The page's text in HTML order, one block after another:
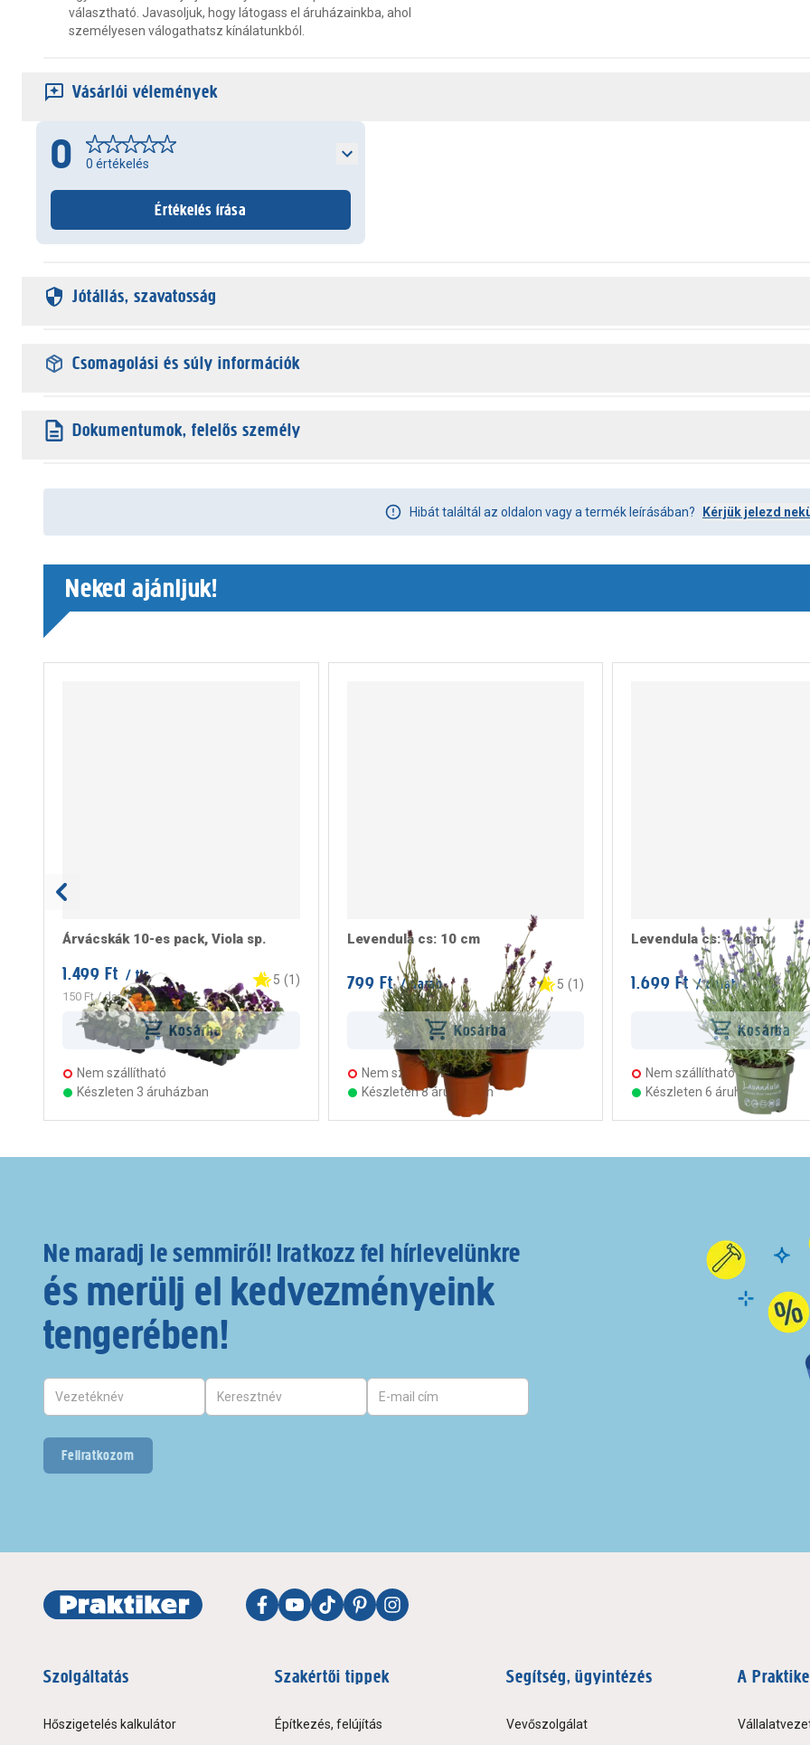
választható. Javasoljuk, hogy látogass el áruházainkba, ahol
személyesen válogathatsz kínálatunkból.
Vásárlói vélemények
0 0 értékelés
Értékelés írása
Jótállás, szavatosság
Csomagolási és súly információk
Dokumentumok, felelős személy
Hibát találtál az oldalon vagy a termék leírásában? Kérjük jelezd
Neked ajánljuk!
Árvácskák 10-es pack, Viola sp.
1.499 Ft / tlc
150 Ft/ darab
5 (1 )
Kosárba
Nem szállítható
Készleten 3 áruházban
Levendula cs: 10 cm
799 Ft / darab 5 (1 )
Kosárba
Nem szállítható
Készleten 8 áruházban
Levendula cs: 14 cm
1.699 Ft / darab
Kosárba
Nem szállítható
Készleten 6 áruházban
Ne maradj le semmiről! Iratkozz fel hírlevelünkre
és merülj el kedvezményeink
tengerében!
Feliratkozom
Szolgáltatás
Hőszigetelés kalkulátor
Szakértői tippek
Építkezés, felújítás
Segítség, ügyintézés
Vevőszolgálat
A